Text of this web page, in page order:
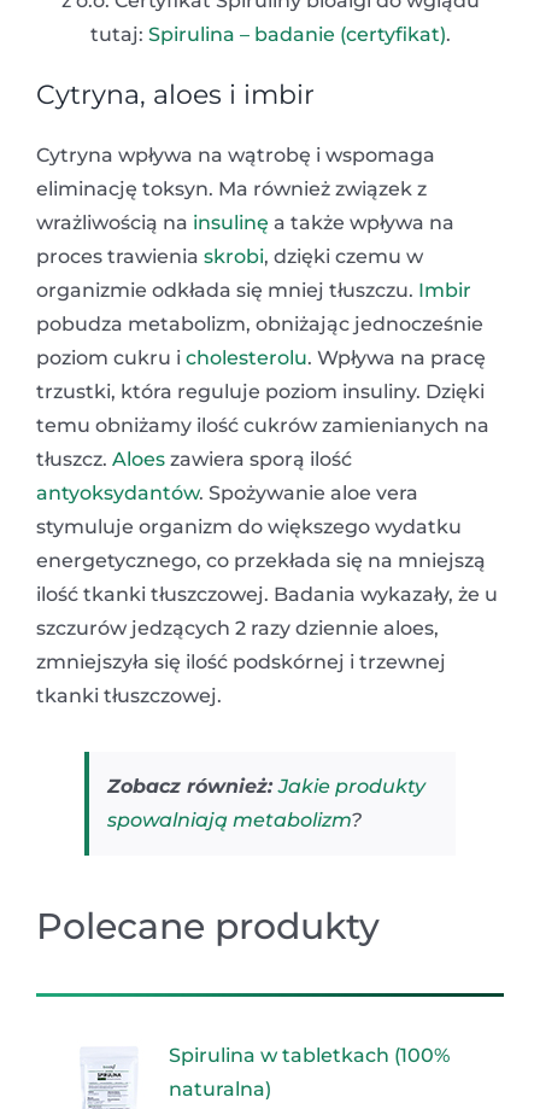
tutaj: Spirulina – badanie (certyfikat).
Cytryna, aloes i imbir
Cytryna wpływa na wątrobę i wspomaga
eliminację toksyn. Ma również związek z
wrażliwością na insulinę a także wpływa na
proces trawienia skrobi, dzięki czemu w
organizmie odkłada się mniej tłuszczu. Imbir
pobudza metabolizm, obniżając jednocześnie
poziom cukru i cholesterolu. Wpływa na pracę
trzustki, która reguluje poziom insuliny. Dzięki
temu obniżamy ilość cukrów zamienianych na
tłuszcz. Aloes zawiera sporą ilość
antyoksydantów. Spożywanie aloe vera
stymuluje organizm do większego wydatku
energetycznego, co przekłada się na mniejszą
ilość tkanki tłuszczowej. Badania wykazały, że u
szczurów jedzących 2 razy dziennie aloes,
zmniejszyła się ilość podskórnej i trzewnej
tkanki tłuszczowej.
Zobacz również:Jakie produkty
spowalniają metabolizm?
Polecane produkty
Spirulina w tabletkach (100%
naturalna)